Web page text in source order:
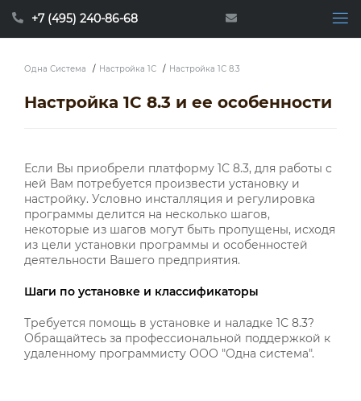
+7 (495) 240-86-68
Одна Система / Настройка 1С / Настройка 1С 8.3
Настройка 1С 8.3 и ее особенности
Если Вы приобрели платформу 1С 8.3, для работы с
ней Вам потребуется произвести установку и
настройку. Условно инсталляция и регулировка
программы делится на несколько шагов,
некоторые из шагов могут быть пропущены, исходя
из цели установки программы и особенностей
деятельности Вашего предприятия.
Шаги по установке и классификаторы
Требуется помощь в установке и наладке 1С 8.3?
Обращайтесь за профессиональной поддержкой к
удаленному программисту ООО "Одна система".